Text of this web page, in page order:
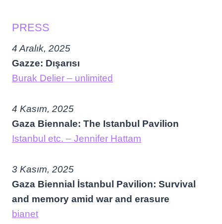
PRESS
4 Aralık, 2025
Gazze: Dışarısı
Burak Delier – unlimited
4 Kasım, 2025
Gaza Biennale: The Istanbul Pavilion
Istanbul etc. – Jennifer Hattam
3 Kasım, 2025
Gaza Biennial İstanbul Pavilion: Survival
and memory amid war and erasure
bianet